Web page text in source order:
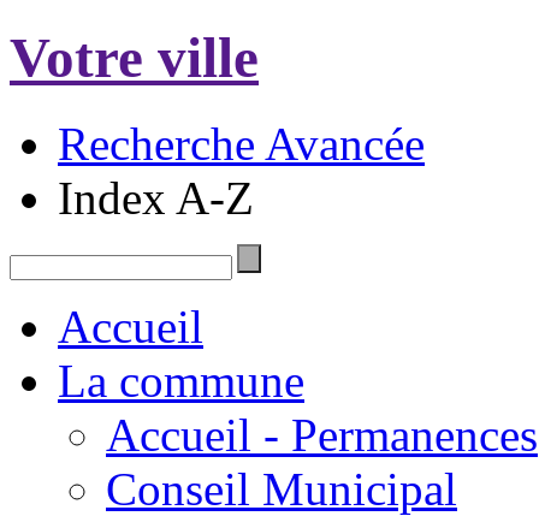
Votre ville
Recherche Avancée
Index A-Z
Accueil
La commune
Accueil - Permanences
Conseil Municipal